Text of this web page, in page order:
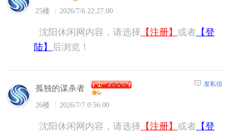
25楼 2026/7/6 22:27:00
沈阳休闲网内容，请选择 【注册】 或者 【登
陆】
后浏览！
孤独的谋杀者
26楼 2026/7/7 0:56:00
发私信
沈阳休闲网内容，请选择 【注册】 或者 【登